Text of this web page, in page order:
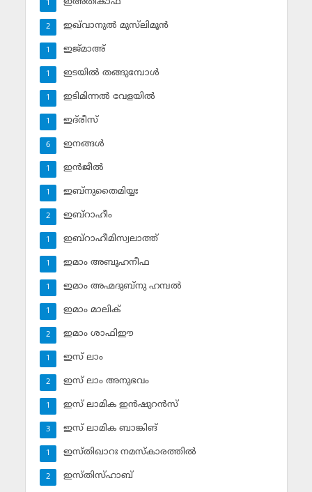
1
ഇഖ്‌വാനുല്‍ മുസ്‌ലിമൂന്‍
2
ഇജ്മാഅ്
1
ഇടയില്‍ തങ്ങുമ്പോള്‍
1
ഇടിമിന്നല്‍ വേളയില്‍
1
ഇദ്‌രീസ്‌
1
ഇനങ്ങള്‍
6
ഇന്‍ജീല്‍
1
ഇബ്‌നുതൈമിയ്യഃ
1
ഇബ്‌റാഹീം
2
ഇബ്‌റാഹീമിസ്വലാത്ത്
1
ഇമാം അബൂഹനീഫ
1
ഇമാം അഹ്മദുബ്‌നു ഹമ്പല്‍
1
ഇമാം മാലിക്
1
ഇമാം ശാഫിഈ
2
ഇസ് ലാം
1
ഇസ് ലാം അനുഭവം
2
ഇസ് ലാമിക ഇന്‍ഷുറന്‍സ്‌
1
ഇസ് ലാമിക ബാങ്കിങ്‌
3
ഇസ്തിഖാറഃ നമസ്‌കാരത്തില്‍
1
ഇസ്തിസ്ഹാബ്
2